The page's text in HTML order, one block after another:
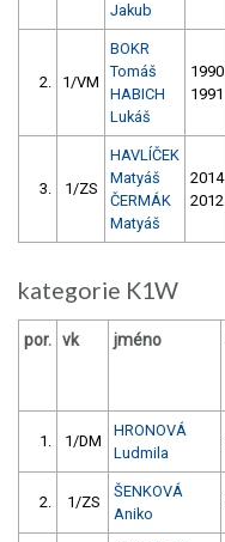
Jakub
2. 1/VM
BOKR
Tomáš
HABICH
Lukáš
1990
1991
3. 1/ZS
HAVLÍČEK
Matyáš
ČERMÁK
Matyáš
2014
2012
kategorie K1W
por. vk jméno
1. 1/DM
HRONOVÁ
Ludmila
2. 1/ZS
ŠENKOVÁ
Aniko